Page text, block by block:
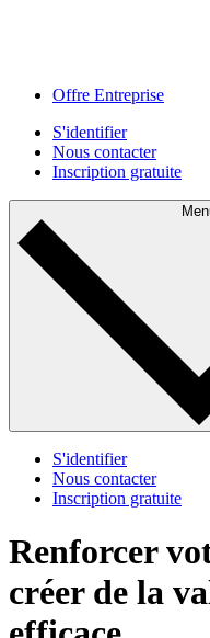
Offre Entreprise
S'identifier
Nous contacter
Inscription gratuite
S'identifier
Nous contacter
Inscription gratuite
Renforcer
créer de la